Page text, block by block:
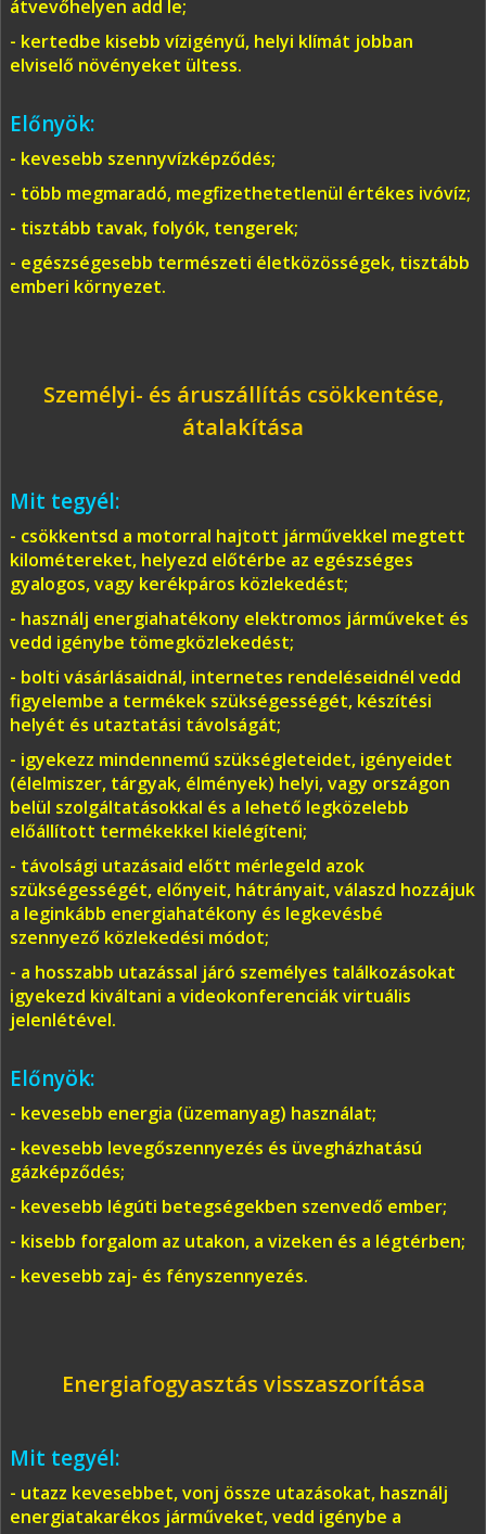
átvevőhelyen add le;
- kertedbe kisebb vízigényű, helyi klímát jobban
elviselő növényeket ültess.
Előnyök:
- kevesebb szennyvízképződés;
- több megmaradó, megfizethetetlenül értékes ivóvíz;
- tisztább tavak, folyók, tengerek;
- egészségesebb természeti életközösségek, tisztább
emberi környezet.
Személyi- és áruszállítás csökkentése,
átalakítása
Mit tegyél:
- csökkentsd a motorral hajtott járművekkel megtett
kilométereket, helyezd előtérbe az egészséges
gyalogos, vagy kerékpáros közlekedést;
- használj energiahatékony elektromos járműveket és
vedd igénybe tömegközlekedést;
- bolti vásárlásaidnál, internetes rendeléseidnél vedd
figyelembe a termékek szükségességét, készítési
helyét és utaztatási távolságát;
- igyekezz mindennemű szükségleteidet, igényeidet
(élelmiszer, tárgyak, élmények) helyi, vagy országon
belül szolgáltatásokkal és a lehető legközelebb
előállított termékekkel kielégíteni;
- távolsági utazásaid előtt mérlegeld azok
szükségességét, előnyeit, hátrányait, válaszd hozzájuk
a leginkább energiahatékony és legkevésbé
szennyező közlekedési módot;
- a hosszabb utazással járó személyes találkozásokat
igyekezd kiváltani a videokonferenciák virtuális
jelenlétével.
Előnyök:
- kevesebb energia (üzemanyag) használat;
- kevesebb levegőszennyezés és üvegházhatású
gázképződés;
- kevesebb légúti betegségekben szenvedő ember;
- kisebb forgalom az utakon, a vizeken és a légtérben;
- kevesebb zaj- és fényszennyezés.
Energiafogyasztás visszaszorítása
Mit tegyél:
- utazz kevesebbet, vonj össze utazásokat, használj
energiatakarékos járműveket, vedd igénybe a